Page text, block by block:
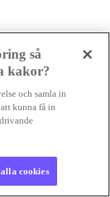
i
går i klimatets
med tal, musik och
En d...
så
kakor?
och samla in
kunna få in
cookies